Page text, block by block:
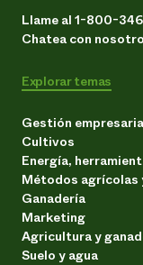
Llame al 1-800-
Chatea con
Explorar temas
Gestión
Cultivos
Energía,
Métodos agrícolas
Ganadería
Marketing
Agricultura y
Suelo y agua